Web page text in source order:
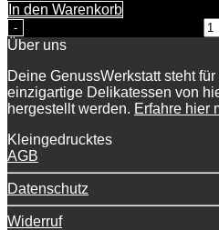
In den Warenkorb
Über uns
Deine GenussWerkstatt steht
einzigartige Delikatessen von
hergestellt werden. Erfahre hier
Kleingedrucktes
AGB
Datenschutz
Widerruf